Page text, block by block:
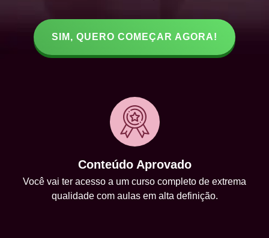
SIM, QUERO COMEÇAR AGORA!
Conteúdo Aprovado
Você vai ter acesso a um curso completo de extrema
qualidade com aulas em alta definição.